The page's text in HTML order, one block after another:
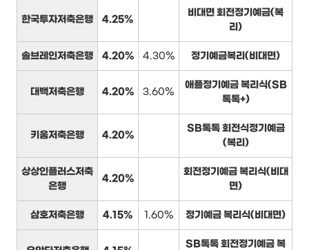
한국투자저축은행 4.25%
비대면 회전정기예금(복
리)
솔브레인저축은행 4.20% 4.30% 정기예금복리(비대면)
대백저축은행 4.20% 3.60%
애플정기예금 복리식(SB
톡톡+)
키움저축은행 4.20%
SB톡톡 회전식정기예금
(복리)
상상인플러스저축
은행
4.20%
회전정기예금 복리식(비대
면)
삼호저축은행 4.15% 1.60% 정기예금 복리식(비대면)
SB톡톡 회전정기예금 복